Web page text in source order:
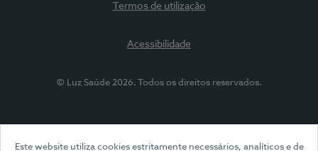
Este website utiliza cookies estritamente necessários, analíticos e de
Termos de utilização
Acessibilidade
© Luz Saúde 2026. Todos os direitos reservados.